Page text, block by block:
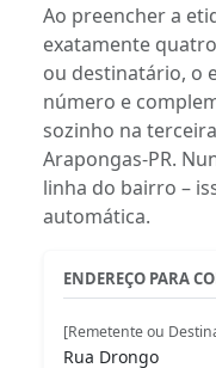
Ao preencher a
exatamente
ou destinatário, o
número e
sozinho na
Arapongas-PR.
linha do bairro –
automática.
ENDEREÇO PARA
[Remetente ou
Rua Drongo